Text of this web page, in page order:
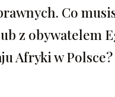
Co
z obywatelem
Afryki w Polsce?